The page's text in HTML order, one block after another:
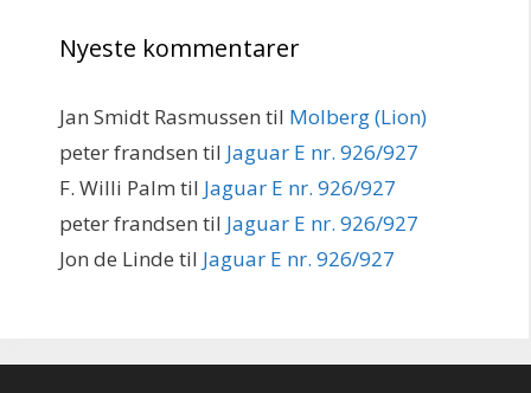
Nyeste kommentarer
Jan Smidt Rasmussen til Molberg (Lion)
peter frandsen til Jaguar E nr. 926/927
F. Willi Palm til Jaguar E nr. 926/927
peter frandsen til Jaguar E nr. 926/927
Jon de Linde til Jaguar E nr. 926/927